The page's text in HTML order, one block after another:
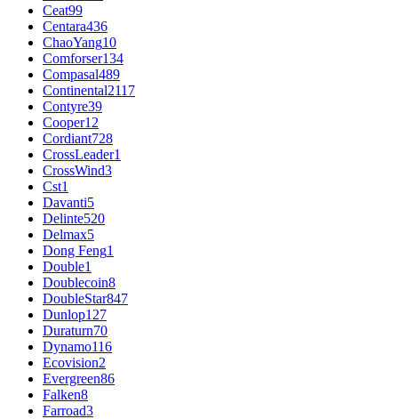
Ceat99
Centara436
ChaoYang10
Comforser134
Compasal489
Continental2117
Contyre39
Cooper12
Cordiant728
CrossLeader1
CrossWind3
Cst1
Davanti5
Delinte520
Delmax5
Dong Feng1
Double1
Doublecoin8
DoubleStar847
Dunlop127
Duraturn70
Dynamo116
Ecovision2
Evergreen86
Falken8
Farroad3